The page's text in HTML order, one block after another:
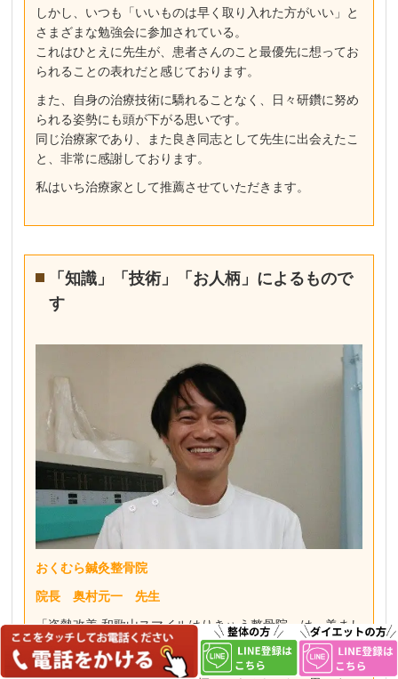
しかし、いつも「いいものは早く取り入れた方がいい」と
さまざまな勉強会に参加されている。
これはひとえに先生が、患者さんのこと最優先に想ってお
られることの表れだと感じております。
また、自身の治療技術に驕れることなく、日々研鑽に努め
られる姿勢にも頭が下がる思いです。
同じ治療家であり、また良き同志として先生に出会えたこ
と、非常に感謝しております。
私はいち治療家として推薦させていただきます。
「知識」「技術」「お人柄」によるもので
す
おくむら鍼灸整骨院
院長 奥村元一 先生
「姿勢改善 和歌山スマイルはりきゅう整骨院」は、羨まし
いくらい患者さんと一体感のある整骨院です。その訳は、
患者さんのニーズを丁寧に汲み取ってあげる事が出来る先